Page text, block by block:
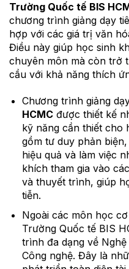
Trường Quốc tế BIS
chương trình giảng dạy
hợp với các giá trị văn
Điều này giúp học sinh
chuyên môn mà còn trở
cầu với khả năng thích
Chương trình giảng
HCMCđược thiết kế
kỹ năng cần thiết cho
gồm tư duy phản
hiệu quả và làm việc
khích tham gia vào
và thuyết trình, giúp
tiễn.
Ngoài các môn học
Trường Quốc tế BIS
trình đa dạng về
Công nghệ. Đây là